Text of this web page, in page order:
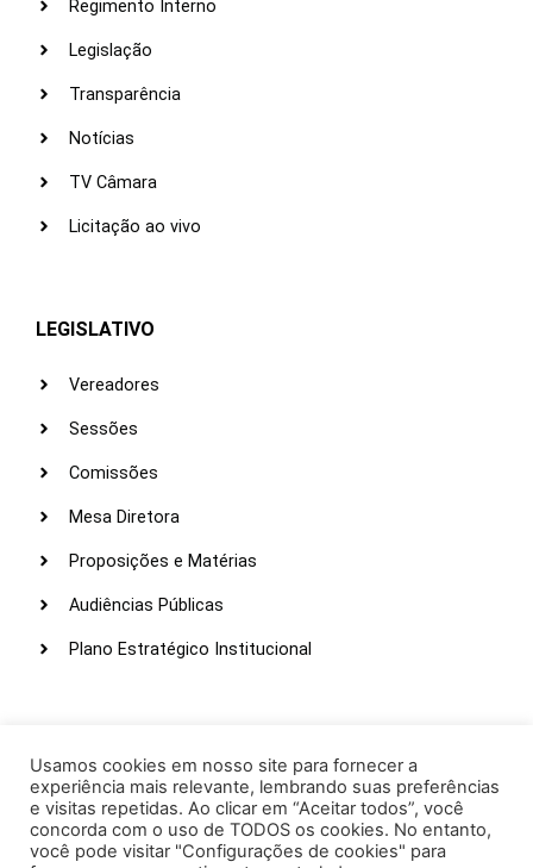
Regimento Interno
Legislação
Transparência
Notícias
TV Câmara
Licitação ao vivo
LEGISLATIVO
Vereadores
Sessões
Comissões
Mesa Diretora
Proposições e Matérias
Audiências Públicas
Plano Estratégico Institucional
Webmail
Intranet
Administração
Usamos cookies em nosso site para fornecer a
experiência mais relevante, lembrando suas preferências
e visitas repetidas. Ao clicar em “Aceitar todos”, você
concorda com o uso de TODOS os cookies. No entanto,
você pode visitar "Configurações de cookies" para